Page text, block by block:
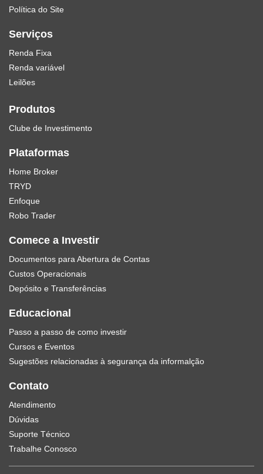
Política do Site
Serviços
Renda Fixa
Renda variável
Leilões
Produtos
Clube de Investimento
Plataformas
Home Broker
TRYD
Enfoque
Robo Trader
Comece a Investir
Documentos para Abertura de Contas
Custos Operacionais
Depósito e Transferências
Educacional
Passo a passo de como investir
Cursos e Eventos
Sugestões relacionadas à segurança da informalção
Contato
Atendimento
Dúvidas
Suporte Técnico
Trabalhe Conosco